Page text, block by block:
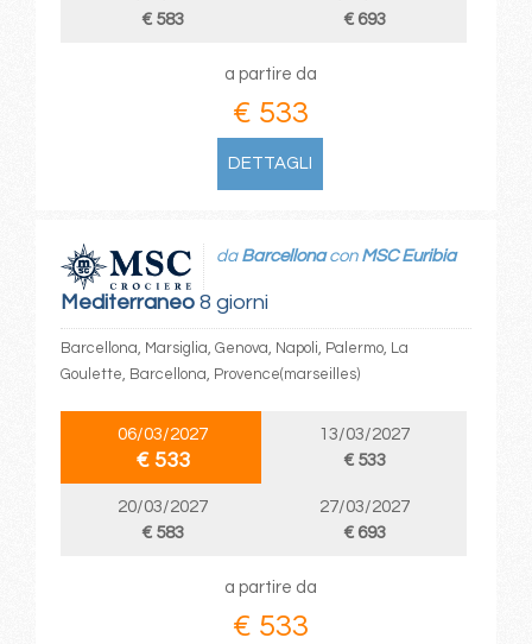
€ 583
€ 693
a partire da
€ 533
DETTAGLI
Mediterraneo8 giorni
da Barcellonacon MSC Euribia
Barcellona, Marsiglia, Genova, Napoli, Palermo, La
Goulette, Barcellona, Provence(marseilles)
06/03/2027
€ 533
13/03/2027
€ 533
20/03/2027
€ 583
27/03/2027
€ 693
a partire da
€ 533